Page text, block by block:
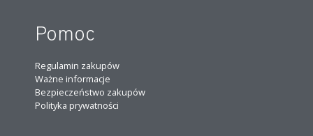
Pomoc
Regulamin zakupów
Ważne informacje
Bezpieczeństwo zakupów
Polityka prywatności